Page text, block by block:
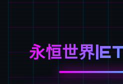
永恒世界